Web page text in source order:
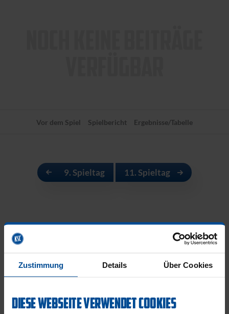
Zustimmung Details Über Cookies
DIESE WEBSEITE VERWENDET COOKIES
Vor dem Spiel Spielbericht Ergebnisse/Tabelle
9. Spieltag 11. Spieltag